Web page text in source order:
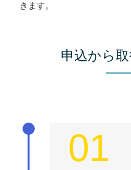
きます。
申込から
01